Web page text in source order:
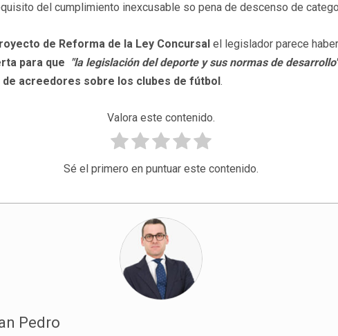
del cumplimiento inexcusable so pena de descenso de
de Reforma de la Ley Concursal el legislador parece
para que "la legislación del deporte y sus normas de desarrollo
acreedores sobre los clubes de fútbol .
Valora este contenido.
Sé el primero en puntuar este contenido.
Pedro